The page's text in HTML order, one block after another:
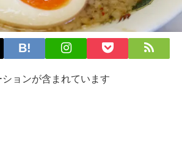
ョンが含まれています